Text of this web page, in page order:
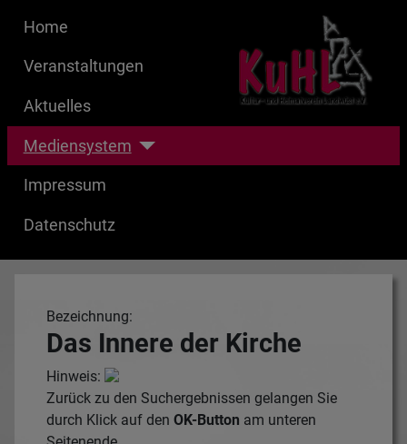
Home
Veranstaltungen
Aktuelles
Mediensystem
Impressum
Datenschutz
Bezeichnung:
Das Innere der Kirche
Hinweis:
Zurück zu den Suchergebnissen gelangen Sie
durch Klick auf den OK-Button am unteren